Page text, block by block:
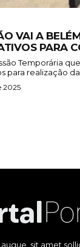
VAI A
PARA
Temporária
para realização da
2025
sit amet